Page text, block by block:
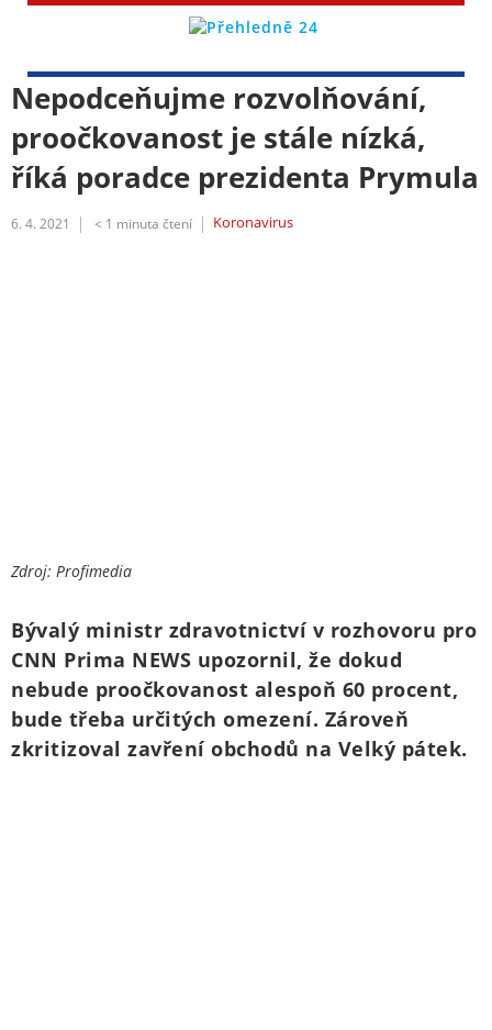
Nepodceňujme rozvolňování,
proočkovanost je stále nízká,
říká poradce prezidenta Prymula
6. 4. 2021 < 1 minuta čtení Koronavirus
Zdroj: Profimedia
Bývalý ministr zdravotnictví v rozhovoru pro
CNN Prima NEWS upozornil, že dokud
nebude proočkovanost alespoň 60 procent,
bude třeba určitých omezení. Zároveň
zkritizoval zavření obchodů na Velký pátek.